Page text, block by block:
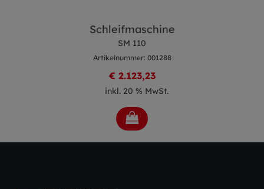
Schleifmaschine
SM 110
Artikelnummer: 001288
€ 2.123,23
inkl. 20 % MwSt.